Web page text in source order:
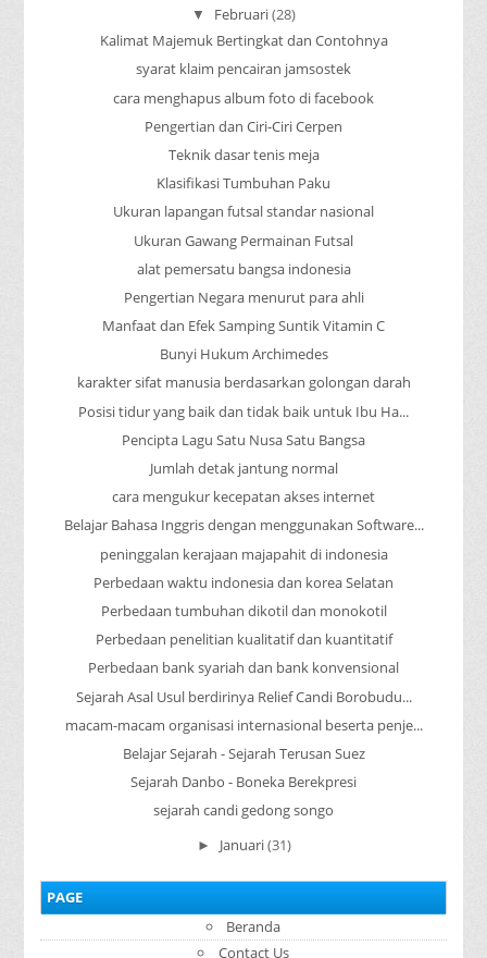
▼ Februari(28)
Kalimat Majemuk Bertingkat dan Contohnya
syarat klaim pencairan jamsostek
cara menghapus album foto di facebook
Pengertian dan Ciri-Ciri Cerpen
Teknik dasar tenis meja
Klasifikasi Tumbuhan Paku
Ukuran lapangan futsal standar nasional
Ukuran Gawang Permainan Futsal
alat pemersatu bangsa indonesia
Pengertian Negara menurut para ahli
Manfaat dan Efek Samping Suntik Vitamin C
Bunyi Hukum Archimedes
karakter sifat manusia berdasarkan golongan darah
Posisi tidur yang baik dan tidak baik untuk Ibu Ha...
Pencipta Lagu Satu Nusa Satu Bangsa
Jumlah detak jantung normal
cara mengukur kecepatan akses internet
Belajar Bahasa Inggris dengan menggunakan Software...
peninggalan kerajaan majapahit di indonesia
Perbedaan waktu indonesia dan korea Selatan
Perbedaan tumbuhan dikotil dan monokotil
Perbedaan penelitian kualitatif dan kuantitatif
Perbedaan bank syariah dan bank konvensional
Sejarah Asal Usul berdirinya Relief Candi Borobudu...
macam-macam organisasi internasional beserta penje...
Belajar Sejarah - Sejarah Terusan Suez
Sejarah Danbo - Boneka Berekpresi
sejarah candi gedong songo
► Januari(31)
PAGE
Beranda
Contact Us